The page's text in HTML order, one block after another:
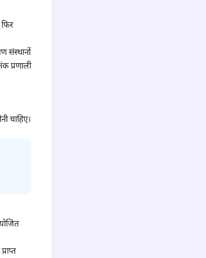
संस्थानों
प्रणाली
चाहिए।